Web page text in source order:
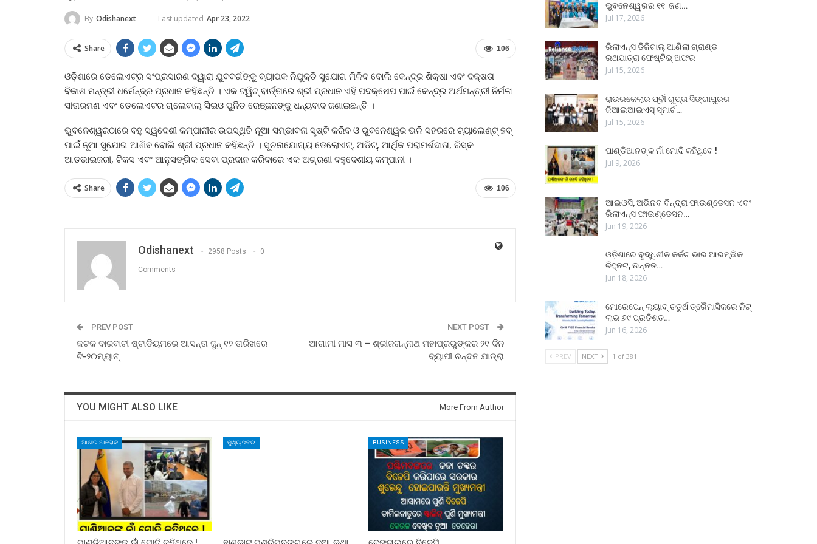
By Odishanext Last updated Apr 23, 2022
106
Share
ଓଡ଼ିଶାରେ ଡେଲୋଏଟ୍‍ର ସଂପ୍ରସାରଣ ଦ୍ୱାରା ଯୁବବର୍ଗଙ୍କୁ ବ୍ୟାପକ ନିଯୁକ୍ତି ସୁଯୋଗ ମିଳିବ ବୋଲି କେନ୍ଦ୍ର ଶିକ୍ଷା ଏବଂ ଦକ୍ଷତା
ବିକାଶ ମନ୍ତ୍ରୀ ଧର୍ମେନ୍ଦ୍ର ପ୍ରଧାନ କହିଛନ୍ତି । ଏକ ଟ୍ୱିଟ୍‍ ବାର୍ତ୍ତାରେ ଶ୍ରୀ ପ୍ରଧାନ ଏହି ପଦକ୍ଷେପ ପାଇଁ କେନ୍ଦ୍ର ଅର୍ଥମନ୍ତ୍ରୀ ନିର୍ମଳା
ସୀତାରମଣ ଏବଂ ଡେଲୋଏଟର ଗ୍ଲୋବାଲ୍‍ ସିଇଓ ପୁନିତ ରେଞ୍ଜନଙ୍କୁ ଧନ୍ୟବାଦ ଜଣାଇଛନ୍ତି ।
ଭୁବନେଶ୍ୱରଠାରେ ବହୁ ସ୍ୱଦେଶୀ କମ୍ପାନୀର ଉପସ୍ଥିତି ନୂଆ ସମ୍ଭାବନା ସୃଷ୍ଟି କରିବ ଓ ଭୁବନେଶ୍ୱର ଭଳି ସହରରେ ଟ୍ୟାଲେଣ୍ଟ୍‍ ହବ୍‍
ପାଇଁ ନୂଆ ସୁଯୋଗ ଆଣିବ ବୋଲି ଶ୍ରୀ ପ୍ରଧାନ କହିଛନ୍ତି । ସୂଚନାଯୋଗ୍ୟ ଡେଲୋଏଟ୍‍, ଅଡିଟ୍‍, ଆର୍ଥିକ ପରାମର୍ଶଦାତା, ରିସ୍କ
ଆଡଭାଇଜରୀ, ଟିକସ ଏବଂ ଆନୁସଙ୍ଗିକ ସେବା ପ୍ରଦାନ କରିବାରେ ଏକ ଅଗ୍ରଣୀ ବହୁଦେଶୀୟ କମ୍ପାନୀ ।
106
Share
Odishanext 2958 Posts 0
Comments
PREV POST
କଟକ ବାରବାଟୀ ଷ୍ଟାଡିୟମରେ ଆସନ୍ତା ଜୁନ୍‍ ୧୨ ତାରିଖରେ
ଟି-୨୦ମ୍ୟାଚ୍‍
NEXT POST
ଆଗାମୀ ମାସ ୩ – ଶ୍ରୀଜଗନ୍ନାଥ ମହାପ୍ରଭୁଙ୍କର ୨୧ ଦିନ
ବ୍ୟାପୀ ଚନ୍ଦନ ଯାତ୍ରା
YOU MIGHT ALSO LIKE More From Author
ଆଶାର ଆଲୋକ ମୁଖ୍ୟ ଖବର BUSINESS
ଭୁବନେଶ୍ୱରର ୧୧ ଜଣ…
Jul 17, 2026
ରିଲାଏନ୍ସ ଡିଜିଟାଲ୍ ଆଣିଲା ଗ୍ରାଣ୍ଡ
ରଥଯାତ୍ରା ଫେଷ୍ଟିଭ୍ ଅଫର
Jul 15, 2026
ରାଉରକେଲାର ପୂର୍ବୀ ଗୁପ୍ତା ସିଙ୍ଗାପୁରର
ଜିଆଇଆଇଏସ୍ ସ୍ମାର୍ଟ…
Jul 15, 2026
ପାଣ୍ଡିଆନଙ୍କ ନାଁ ମୋଦି କହିଥିବେ !
Jul 9, 2026
ଆଇଓସି, ଅଭିନବ ବିନ୍ଦ୍ରା ଫାଉଣ୍ଡେସନ ଏବଂ
ରିଲାଏନ୍ସ ଫାଉଣ୍ଡେସନ…
Jun 19, 2026
ଓଡ଼ିଶାରେ ବୃଦ୍ଧିଶୀଳ କର୍କଟ ଭାର ଆରମ୍ଭିକ
ଚିହ୍ନଟ, ଉନ୍ନତ…
Jun 18, 2026
ମୋରେପେନ୍ ଲ୍ୟାବ୍ ଚତୁର୍ଥ ତ୍ରୈମାସିକରେ ନିଟ୍
ଲାଭ ୬୯ ପ୍ରତିଶତ…
Jun 16, 2026
PREV NEXT 1 of 381